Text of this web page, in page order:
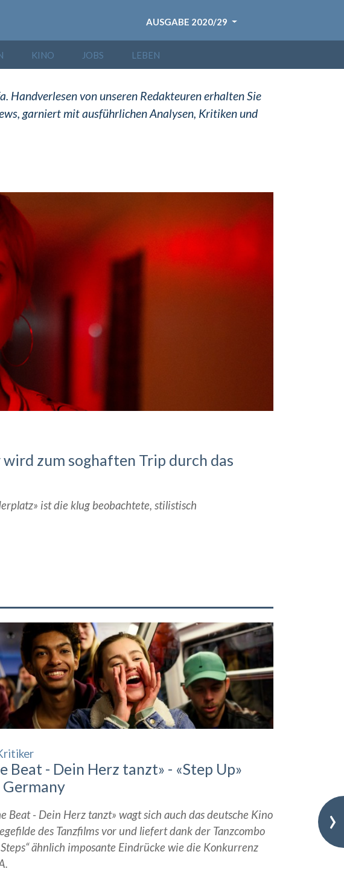
AUSGABE 2020/29
KINO JOBS LEBEN
Handverlesen von unseren Redakteuren erhalten Sie
garniert mit ausführlichen Analysen, Kritiken und
zum soghaften Trip durch das
ist die klug beobachtete, stilistisch
Beat - Dein Herz tanzt» - «Step Up»
Germany
Beat - Dein Herz tanzt» wagt sich auch das deutsche Kino
des Tanzfilms vor und liefert dank der Tanzcombo
Steps“ ähnlich imposante Eindrücke wie die Konkurrenz
›